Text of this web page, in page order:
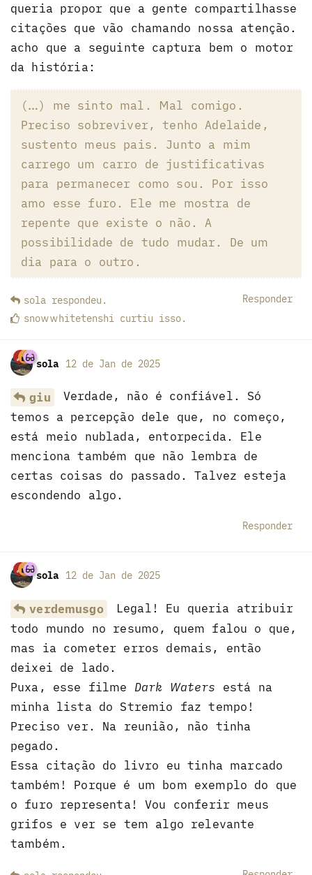
queria propor que a gente compartilhasse
citações que vão chamando nossa atenção.
acho que a seguinte captura bem o motor
da história:
(…) me sinto mal. Mal comigo.
Preciso sobreviver, tenho Adelaide,
sustento meus pais. Junto a mim
carrego um carro de justificativas
para permanecer como sou. Por isso
amo esse furo. Ele me mostra de
repente que existe o não. A
possibilidade de tudo mudar. De um
dia para o outro.
Responder
sola respondeu .
snowwhitetenshi curtiu isso.
sola 12 de Jan de 2025
giu
Verdade, não é confiável. Só
temos a percepção dele que, no começo,
está meio nublada, entorpecida. Ele
menciona também que não lembra de
certas coisas do passado. Talvez esteja
escondendo algo.
Responder
sola 12 de Jan de 2025
verdemusgo
Legal! Eu queria atribuir
todo mundo no resumo, quem falou o que,
mas ia cometer erros demais, então
deixei de lado.
Puxa, esse filme Dark Waters está na
minha lista do Stremio faz tempo!
Preciso ver. Na reunião, não tinha
pegado.
Essa citação do livro eu tinha marcado
também! Porque é um bom exemplo do que
o furo representa! Vou conferir meus
grifos e ver se tem algo relevante
também.